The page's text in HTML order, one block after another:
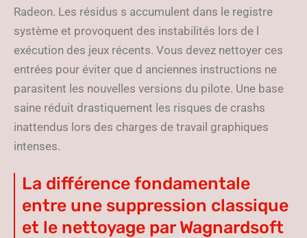
Radeon. Les résidus s accumulent dans le registre
système et provoquent des instabilités lors de l
exécution des jeux récents. Vous devez nettoyer ces
entrées pour éviter que d anciennes instructions ne
parasitent les nouvelles versions du pilote. Une base
saine réduit drastiquement les risques de crashs
inattendus lors des charges de travail graphiques
intenses.
La différence fondamentale
entre une suppression classique
et le nettoyage par Wagnardsoft